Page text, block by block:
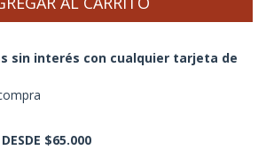
sin interés con cualquier tarjeta de
$65.000